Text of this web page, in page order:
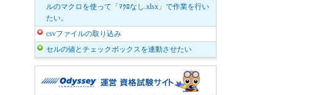
ルのマクロを使って「ﾏｸﾛなし.xlsx」で作業を行い
たい。
csvファイルの取り込み
セルの値とチェックボックスを連動させたい